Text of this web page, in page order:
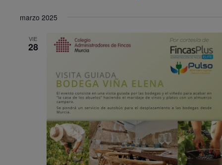
marzo 2025
VIE
28